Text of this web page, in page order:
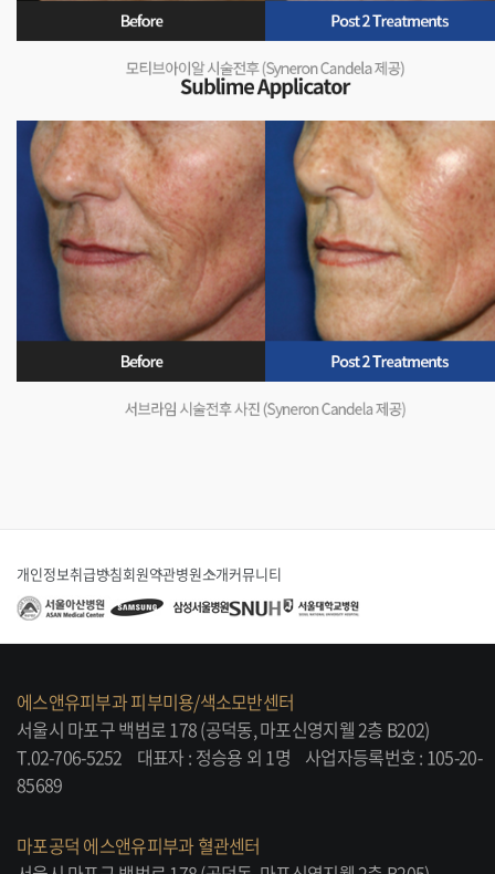
개인정보취급방침회원약관병원소개커뮤니티
에스앤유피부과 피부미용/색소모반센터
서울시 마포구 백범로 178 (공덕동, 마포신영지웰 2층 B202)
T.02-706-5252
대표자 : 정승용 외 1명
사업자등록번호 : 105-20-
85689
마포공덕 에스앤유피부과 혈관센터